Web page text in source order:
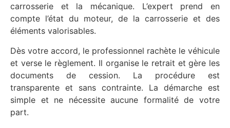
carrosserie et la mécanique. L’expert prend en
compte l’état du moteur, de la carrosserie et des
éléments valorisables.
Dès votre accord, le professionnel rachète le véhicule
et verse le règlement. Il organise le retrait et gère les
documents de cession. La procédure est
transparente et sans contrainte. La démarche est
simple et ne nécessite aucune formalité de votre
part.